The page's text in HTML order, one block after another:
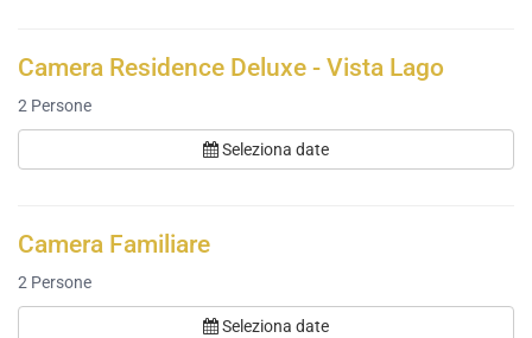
Camera Residence Deluxe - Vista Lago
2 Persone
Seleziona date
Camera Familiare
2 Persone
Seleziona date